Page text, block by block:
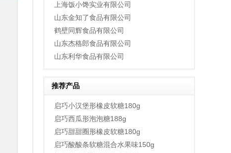
上海饭小馋实业有限公司
山东金知了食品有限公司
鹤壁同辉食品有限公司
山东杰格郎食品有限公司
山东利华食品有限公司
推荐产品
启巧小汉堡形橡皮软糖180g
启巧西瓜形泡泡糖188g
启巧甜甜圈形橡皮软糖180g
启巧酸酸条软糖混合水果味150g